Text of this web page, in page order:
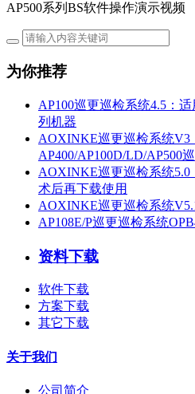
AP500系列BS软件操作演示视频
为你推荐
AP100巡更巡检系统4.5：
列机器
AOXINKE巡更巡检系统V3
AP400/AP100D/LD/AP500
AOXINKE巡更巡检系统
术后再下载使用
AOXINKE巡更巡检系统
AP108E/P巡更巡检系统
资料下载
软件下载
方案下载
其它下载
关于我们
公司简介